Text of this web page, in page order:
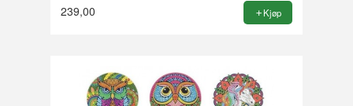
239,00 Kjøp